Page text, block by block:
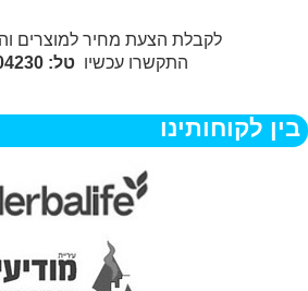
לקבלת הצעת מחיר למוצרים
התקשרו עכשיו טל: 077-3004230
בין לקוחותינו